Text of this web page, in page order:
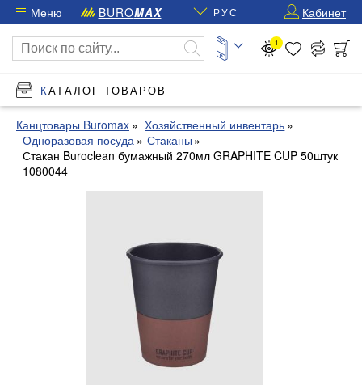
Меню BUROMAX РУС Кабинет
1
КАТАЛОГ ТОВАРОВ
Канцтовары Buromax
Хозяйственный инвентарь
Одноразовая посуда
Стаканы
Стакан Buroclean бумажный 270мл GRAPHITE CUP 50штук
1080044